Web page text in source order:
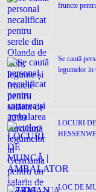
fruncte
Se caută
legumelor in
LOCURI
LOC DE